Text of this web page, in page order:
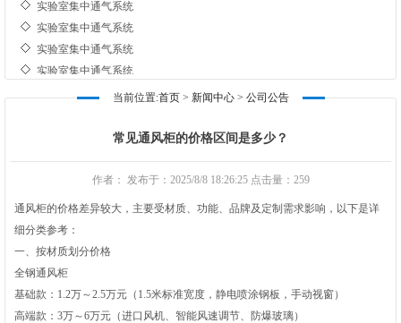
实验室集中通气系统
实验室集中通气系统
实验室集中通气系统
实验室集中通气系统
实验室集中通气系统
当前位置:首页> 新闻中心> 公司公告
常见通风柜的价格区间是多少？
作者： 发布于：2025/8/8 18:26:25 点击量： 259
通风柜的价格差异较大，主要受材质、功能、品牌及定制需求影响，以下是详
细分类参考：
一、按材质划分价格‌
全钢通风柜‌
基础款‌：1.2万～2.5万元（1.5米标准宽度，静电喷涂钢板，手动视窗）
高端款‌：3万～6万元（进口风机、智能风速调节、防爆玻璃）